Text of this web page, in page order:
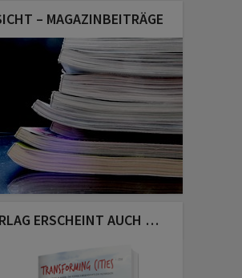
– MAGAZINBEITRÄGE
ERSCHEINT AUCH …